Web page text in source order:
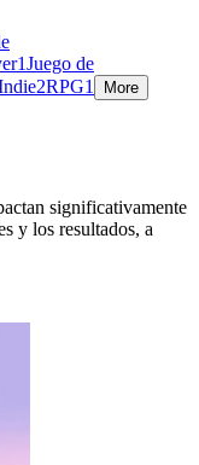
1Juego de
2RPG1 More
significativamente
y los resultados, a